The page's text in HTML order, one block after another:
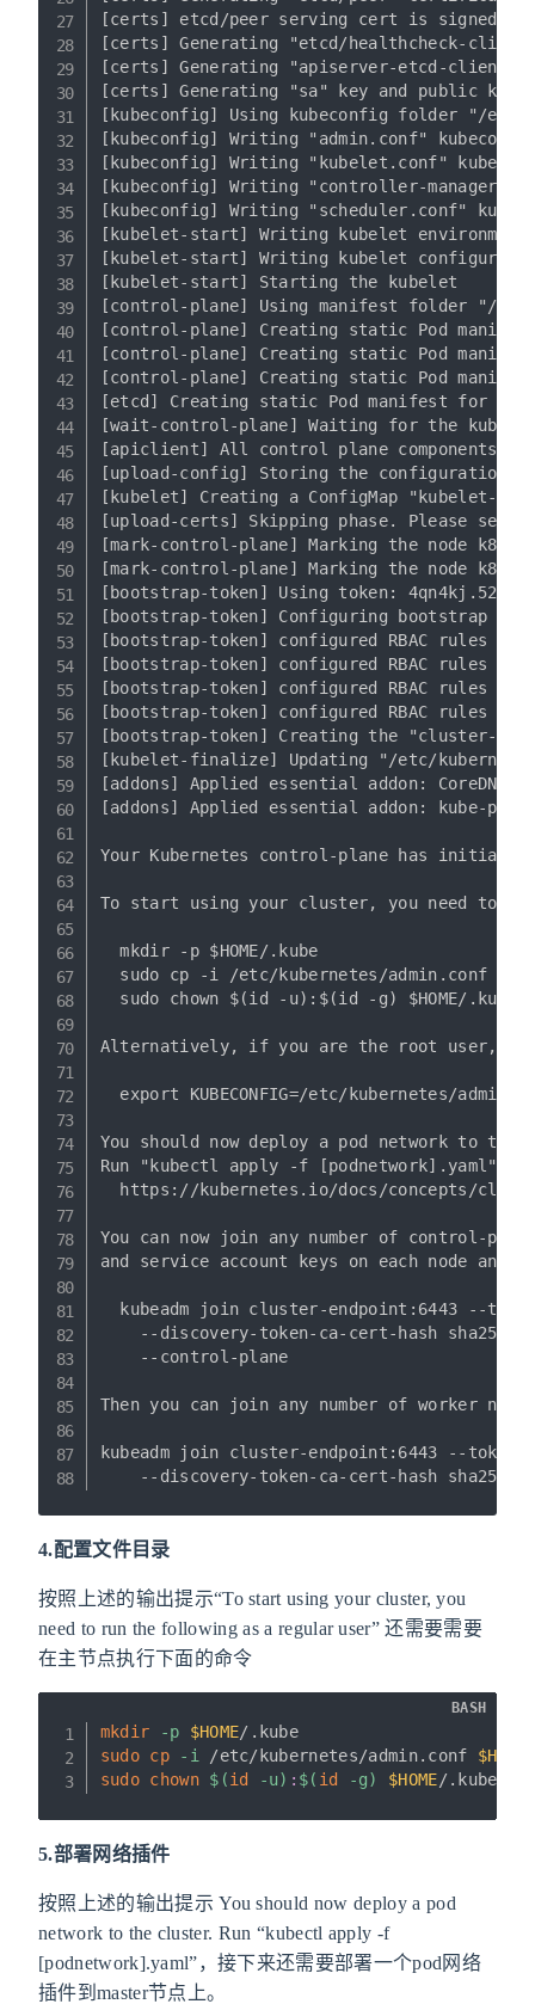
[certs] etcd/peer serving cert is signed for
[certs] Generating "etcd/healthcheck-
[certs] Generating "apiserver-etcd-client"
[certs] Generating "sa" key and public key
[kubeconfig] Using kubeconfig folder "/etc/
[kubeconfig] Writing "admin.conf"
[kubeconfig] Writing "kubelet.conf"
[kubeconfig] Writing "controller-
[kubeconfig] Writing "scheduler.conf"
[kubelet-start] Writing kubelet
[kubelet-start] Writing kubelet
[kubelet-start] Starting the kubelet
[control-plane] Using manifest folder "/etc/
[control-plane] Creating static Pod
[control-plane] Creating static Pod
[control-plane] Creating static Pod
[etcd] Creating static Pod manifest for
[wait-control-plane] Waiting for the
[apiclient] All control plane components
[upload-config] Storing the configuration
[kubelet] Creating a ConfigMap "kubelet-
[upload-certs] Skipping phase. Please see
[mark-control-plane] Marking the node
[mark-control-plane] Marking the node
[bootstrap-token] Using token:
[bootstrap-token] Configuring bootstrap
[bootstrap-token] configured RBAC rules to
[bootstrap-token] configured RBAC rules
[bootstrap-token] configured RBAC rules to
[bootstrap-token] configured RBAC
[bootstrap-token] Creating the "cluster-
[kubelet-finalize] Updating "/etc/
[addons] Applied essential addon: CoreDNS
[addons] Applied essential addon: kube-
Your Kubernetes control-plane has
To start using your cluster, you need to
  mkdir -p $HOME/.kube
sudo cp -i /etc/kubernetes/admin.conf
sudo chown $(id -u):$(id -g) $HOME/.kube/
Alternatively, if you are the root user,
export KUBECONFIG=/etc/kubernetes/
You should now deploy a pod network to the
Run "kubectl apply -f [podnetwork].yaml"
https://kubernetes.io/docs/concepts/
You can now join any number of control-
and service account keys on each node
kubeadm join cluster-endpoint:6443 --
--discovery-token-ca-cert-hash
    --control-plane
Then you can join any number of worker
kubeadm join cluster-endpoint:6443 --token
--discovery-token-ca-cert-hash
4.配置文件目录
按照上述的输出提示“To start using your cluster, you
need to run the following as a regular user” 还需要需要
在主节点执行下面的命令
mkdir -p $HOME
sudo cp -i /etc/kubernetes/admin.conf $HOME
sudo chown $(id -u) : $( id -g) $HOME/.kube/
BASH
5.部署网络插件
按照上述的输出提示 You should now deploy a pod
network to the cluster. Run “kubectl apply -f
[podnetwork].yaml”，接下来还需要部署一个pod网络
插件到master节点上。